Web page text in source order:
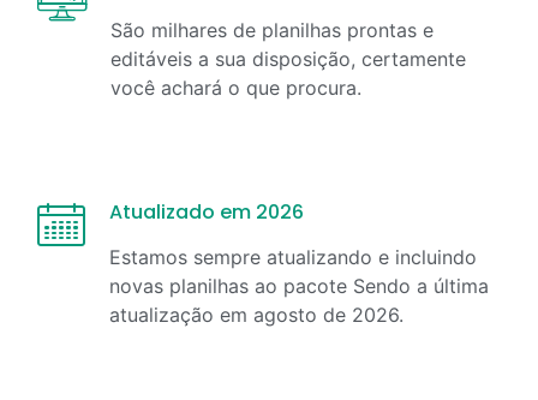
São milhares de planilhas prontas e
editáveis a sua disposição, certamente
você achará o que procura.
Atualizado em 2026
Estamos sempre atualizando e incluindo
novas planilhas ao pacote Sendo a última
atualização em agosto de 2026.